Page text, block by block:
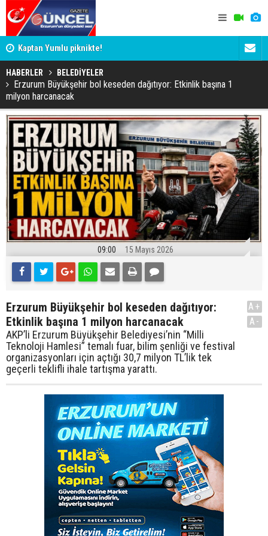
Kaptan Yumlu piknikte!
Erzurum'un BAL ligindeki 3 eski rakibi çekildi Bu bir ilk!
HABERLER BELEDİYELER
Erzurum Büyükşehir bol keseden dağıtıyor: Etkinlik başına 1
milyon harcanacak
09:00 15 Mayıs 2026
Erzurum Büyükşehir bol keseden dağıtıyor:
Etkinlik başına 1 milyon harcanacak
AKP’li Erzurum Büyükşehir Belediyesi’nin “Milli
Teknoloji Hamlesi” temalı fuar, bilim şenliği ve festival
organizasyonları için açtığı 30,7 milyon TL’lik tek
geçerli teklifli ihale tartışma yarattı.
A+
A-